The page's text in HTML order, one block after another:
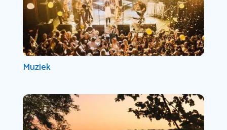
Muziek